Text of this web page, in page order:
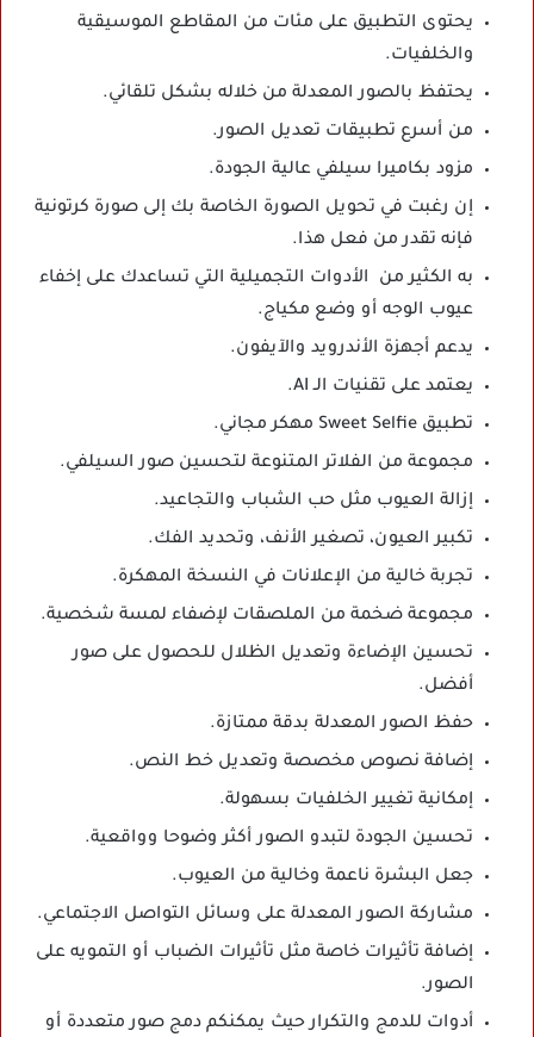
يحتوى التطبيق على مئات من المقاطع الموسيقية
والخلفيات.
يحتفظ بالصور المعدلة من خلاله بشكل تلقائي.
من أسرع تطبيقات تعديل الصور.
مزود بكاميرا سيلفي عالية الجودة.
إن رغبت في تحويل الصورة الخاصة بك إلى صورة كرتونية
فإنه تقدر من فعل هذا.
به الكثير من الأدوات التجميلية التي تساعدك على إخفاء
عيوب الوجه أو وضع مكياج.
يدعم أجهزة الأندرويد والآيفون.
يعتمد على تقنيات الـ AI.
تطبيق Sweet Selfie مهكر مجاني.
مجموعة من الفلاتر المتنوعة لتحسين صور السيلفي.
إزالة العيوب مثل حب الشباب والتجاعيد.
تكبير العيون، تصغير الأنف، وتحديد الفك.
تجربة خالية من الإعلانات في النسخة المهكرة.
مجموعة ضخمة من الملصقات لإضفاء لمسة شخصية.
تحسين الإضاءة وتعديل الظلال للحصول على صور
أفضل.
حفظ الصور المعدلة بدقة ممتازة.
إضافة نصوص مخصصة وتعديل خط النص.
إمكانية تغيير الخلفيات بسهولة.
تحسين الجودة لتبدو الصور أكثر وضوحا وواقعية.
جعل البشرة ناعمة وخالية من العيوب.
مشاركة الصور المعدلة على وسائل التواصل الاجتماعي.
إضافة تأثيرات خاصة مثل تأثيرات الضباب أو التمويه على
الصور.
أدوات للدمج والتكرار حيث يمكنكم دمج صور متعددة أو